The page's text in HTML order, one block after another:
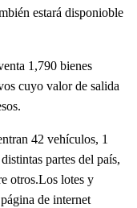
estará disponioble
1,790 bienes
cuyo valor de salida
42 vehículos, 1
partes del país,
otros.Los lotes y
de internet